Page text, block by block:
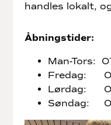
handles lokalt,
Åbningstider:
Man-Tors:
Fredag:
Lørdag:
Søndag: